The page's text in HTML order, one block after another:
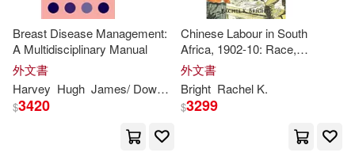
Breast Disease Management:
A Multidisciplinary Manual
外文書
Harvey Hugh James/ Down John/ Bishop Rachel
$3420
Chinese Labour in South
Africa, 1902-10: Race,
Violence, and Global Spectacle
外文書
Bright Rachel K.
$3299